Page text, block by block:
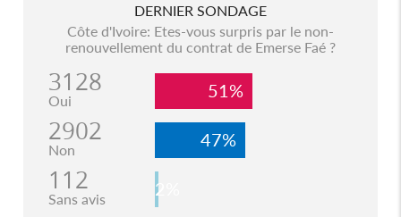
DERNIER SONDAGE
Côte d'Ivoire: Etes-vous surpris par le non-
renouvellement du contrat de Emerse Faé ?
3128
Oui 51%
2902
Non 47%
112
Sans avis 2%